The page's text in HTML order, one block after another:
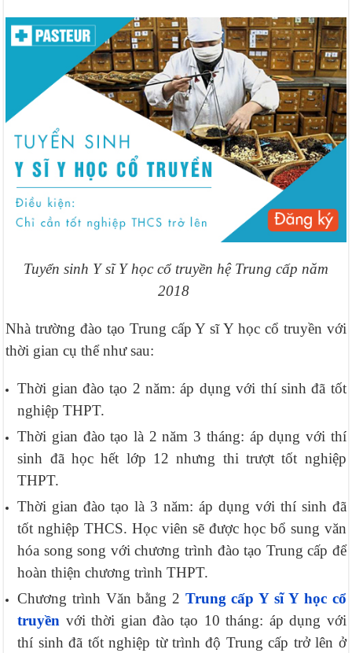
Tuyển sinh Y sĩ Y học cổ truyền hệ Trung cấp năm
2018
Nhà trường đào tạo Trung cấp Y sĩ Y học cổ truyền với
thời gian cụ thể như sau:
Thời gian đào tạo 2 năm: áp dụng với thí sinh đã tốt
nghiệp THPT.
Thời gian đào tạo là 2 năm 3 tháng: áp dụng với thí
sinh đã học hết lớp 12 nhưng thi trượt tốt nghiệp
THPT.
Thời gian đào tạo là 3 năm: áp dụng với thí sinh đã
tốt nghiệp THCS. Học viên sẽ được học bổ sung văn
hóa song song với chương trình đào tạo Trung cấp để
hoàn thiện chương trình THPT.
Chương trình Văn bằng 2 Trung cấp Y sĩ Y học cổ
truyền với thời gian đào tạo 10 tháng: áp dụng với
thí sinh đã tốt nghiệp từ trình độ Trung cấp trở lên ở